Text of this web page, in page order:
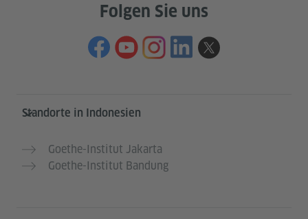
Folgen Sie uns
Service- und Informationsbereich
Standorte in Indonesien
Goethe-Institut Jakarta
Goethe-Institut Bandung